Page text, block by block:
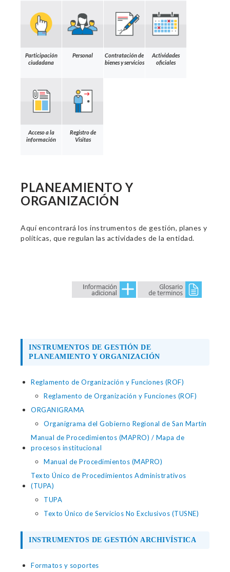
Participación
ciudadana
Personal
Contratación de
bienes y servicios
Actividades
oficiales
Acceso a la
información
Registro de
Visitas
PLANEAMIENTO Y
ORGANIZACIÓN
Aquí encontrará los instrumentos de gestión, planes y
políticas, que regulan las actividades de la entidad.
INSTRUMENTOS DE GESTIÓN DE
PLANEAMIENTO Y ORGANIZACIÓN
Reglamento de Organización y Funciones (ROF)
Reglamento de Organización y Funciones (ROF)
ORGANIGRAMA
Organigrama del Gobierno Regional de San Martín
Manual de Procedimientos (MAPRO) / Mapa de
procesos institucional
Manual de Procedimientos (MAPRO)
Texto Único de Procedimientos Administrativos
(TUPA)
TUPA
Texto Único de Servicios No Exclusivos (TUSNE)
INSTRUMENTOS DE GESTIÓN ARCHIVÍSTICA
Formatos y soportes